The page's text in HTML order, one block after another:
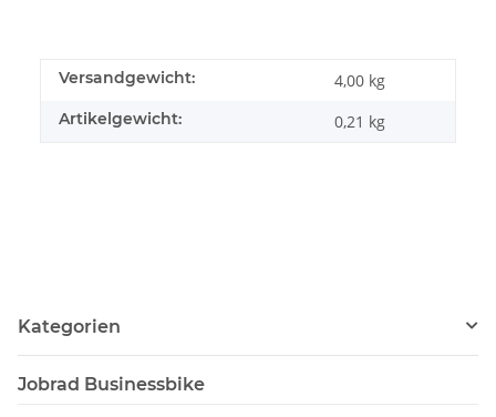
Versandgewicht: 4,00 kg
Artikelgewicht: 0,21 kg
Kategorien
Jobrad Businessbike